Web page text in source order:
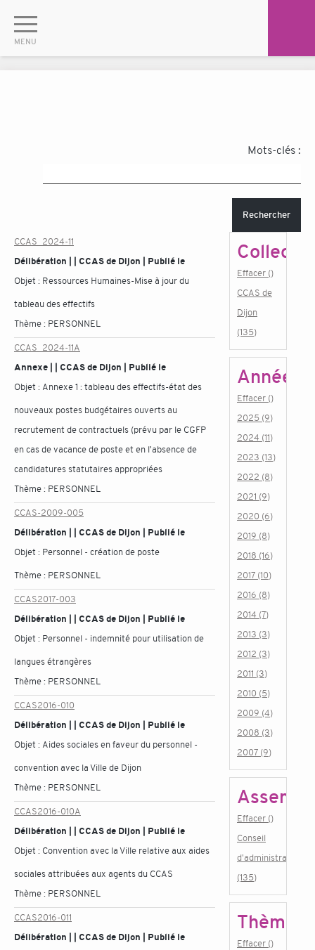
Mots-clés :
Rechercher
CCAS_2024-11
Délibération | | CCAS de Dijon | Publié le
Objet : Ressources Humaines-Mise à jour du
tableau des effectifs
Thème : PERSONNEL
CCAS_2024-11A
Annexe | | CCAS de Dijon | Publié le
Objet : Annexe 1 : tableau des effectifs-état des
nouveaux postes budgétaires ouverts au
recrutement de contractuels (prévu par le CGFP
en cas de vacance de poste et en l'absence de
candidatures statutaires appropriées
Thème : PERSONNEL
CCAS-2009-005
Délibération | | CCAS de Dijon | Publié le
Objet : Personnel - création de poste
Thème : PERSONNEL
CCAS2017-003
Délibération | | CCAS de Dijon | Publié le
Objet : Personnel - indemnité pour utilisation de
langues étrangères
Thème : PERSONNEL
CCAS2016-010
Délibération | | CCAS de Dijon | Publié le
Objet : Aides sociales en faveur du personnel -
convention avec la Ville de Dijon
Thème : PERSONNEL
CCAS2016-010A
Délibération | | CCAS de Dijon | Publié le
Objet : Convention avec la Ville relative aux aides
sociales attribuées aux agents du CCAS
Thème : PERSONNEL
CCAS2016-011
Délibération | | CCAS de Dijon | Publié le
Effacer ()
CCAS de
Dijon
(135)
Année
Effacer ()
2025 (9)
2024 (11)
2023 (13)
2022 (8)
2021 (9)
2020 (6)
2019 (8)
2018 (16)
2017 (10)
2016 (8)
2014 (7)
2013 (3)
2012 (3)
2011 (3)
2010 (5)
2009 (4)
2008 (3)
2007 (9)
Effacer ()
Conseil
d'administration
(135)
Thème
Effacer ()